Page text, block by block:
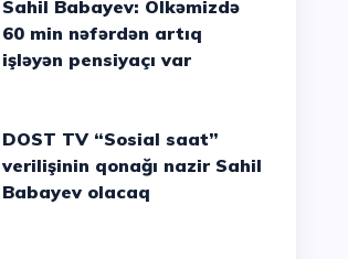
Sahil Babayev: Ölkəmizdə
60 min nəfərdən artıq
işləyən pensiyaçı var
DOST TV “Sosial saat”
verilişinin qonağı nazir Sahil
Babayev olacaq